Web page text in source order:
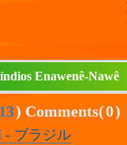
Enawenê-Nawê
13) Comments(0)
- ブラジル